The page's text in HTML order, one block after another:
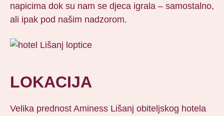
napicima dok su nam se djeca igrala – samostalno,
ali ipak pod našim nadzorom.
LOKACIJA
Velika prednost Aminess Lišanj obiteljskog hotela